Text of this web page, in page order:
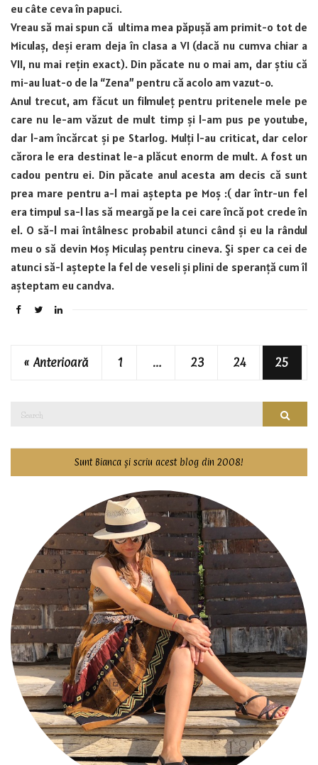
eu câte ceva în papuci.
Vreau să mai spun că ultima mea păpușă am primit-o tot de
Miculaș, deși eram deja în clasa a VI (dacă nu cumva chiar a
VII, nu mai rețin exact). Din păcate nu o mai am, dar știu că
mi-au luat-o de la “Zena” pentru că acolo am vazut-o.
Anul trecut, am făcut un filmuleț pentru pritenele mele pe
care nu le-am văzut de mult timp și l-am pus pe youtube,
dar l-am încărcat și pe Starlog. Mulți l-au criticat, dar celor
cărora le era destinat le-a plăcut enorm de mult. A fost un
cadou pentru ei. Din păcate anul acesta am decis că sunt
prea mare pentru a-l mai aștepta pe Moș :( dar într-un fel
era timpul sa-l las să meargă pe la cei care încă pot crede în
el. O să-l mai întâlnesc probabil atunci când și eu la rândul
meu o să devin Moș Miculaș pentru cineva. Și sper ca cei de
atunci să-l aștepte la fel de veseli și plini de speranță cum îl
așteptam eu candva.
« Anterioară 1 … 23 24 25
Sunt Bianca și scriu acest blog din 2008!